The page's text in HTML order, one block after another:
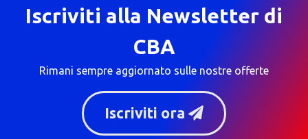
Iscriviti alla Newsletter di
CBA
Rimani sempre aggiornato sulle nostre offerte
Iscriviti ora